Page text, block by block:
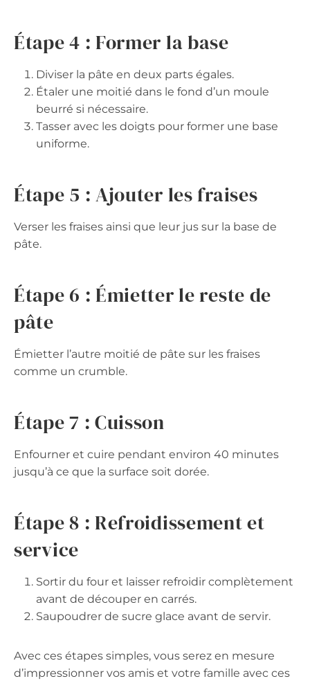
Étape 4 : Former la base
Diviser la pâte en deux parts égales.
Étaler une moitié dans le fond d’un moule
beurré si nécessaire.
Tasser avec les doigts pour former une base
uniforme.
Étape 5 : Ajouter les fraises
Verser les fraises ainsi que leur jus sur la base de
pâte.
Étape 6 : Émietter le reste de
pâte
Émietter l’autre moitié de pâte sur les fraises
comme un crumble.
Étape 7 : Cuisson
Enfourner et cuire pendant environ 40 minutes
jusqu’à ce que la surface soit dorée.
Étape 8 : Refroidissement et
service
Sortir du four et laisser refroidir complètement
avant de découper en carrés.
Saupoudrer de sucre glace avant de servir.
Avec ces étapes simples, vous serez en mesure
d’impressionner vos amis et votre famille avec ces